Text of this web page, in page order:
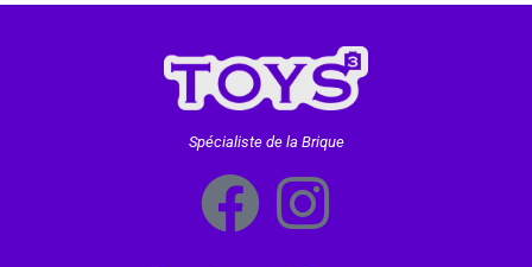
Spécialiste de la Brique